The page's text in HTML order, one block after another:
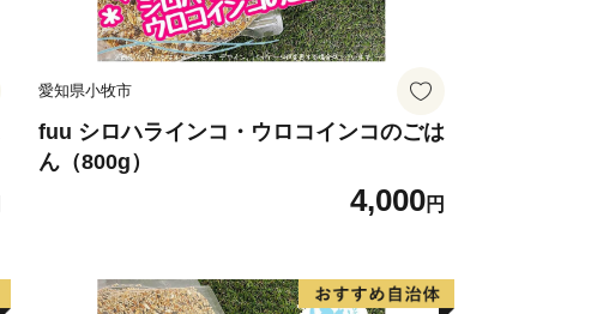
愛知県小牧市
fuu シロハラインコ・ウロコインコのごは
ん（800g）
4,000円